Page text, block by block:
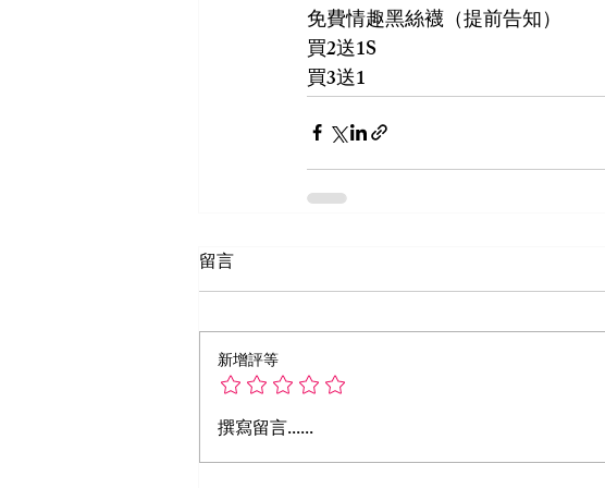
免費情趣黑絲襪（提前告知）
買2送1S
買3送1
留言
新增評等
撰寫留言......